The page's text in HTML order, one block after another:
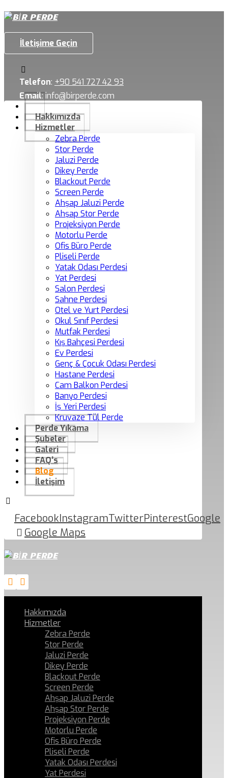
İletişime Geçin
Telefon: +90 541 727 42 93
Email:info@birperde.com
Hakkımızda
Hizmetler
Zebra Perde
Stor Perde
Jaluzi Perde
Dikey Perde
Blackout Perde
Screen Perde
Ahşap Jaluzi Perde
Ahşap Stor Perde
Projeksiyon Perde
Motorlu Perde
Ofis Büro Perde
Pliseli Perde
Yatak Odası Perdesi
Yat Perdesi
Salon Perdesi
Sahne Perdesi
Otel ve Yurt Perdesi
Okul Sınıf Perdesi
Mutfak Perdesi
Kış Bahçesi Perdesi
Ev Perdesi
Genç & Çocuk Odası Perdesi
Hastane Perdesi
Cam Balkon Perdesi
Banyo Perdesi
İş Yeri Perdesi
Kruvaze Tül Perde
Perde Yıkama
Şubeler
Galeri
FAQ’s
Blog
İletişim
FacebookInstagramTwitterPinterestGoogle
Google Maps
Hakkımızda
Hizmetler
Zebra Perde
Stor Perde
Jaluzi Perde
Dikey Perde
Blackout Perde
Screen Perde
Ahşap Jaluzi Perde
Ahşap Stor Perde
Projeksiyon Perde
Motorlu Perde
Ofis Büro Perde
Pliseli Perde
Yatak Odası Perdesi
Yat Perdesi